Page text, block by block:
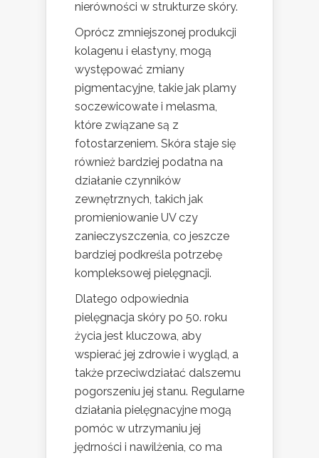
nierówności w strukturze skóry.
Oprócz zmniejszonej produkcji
kolagenu i elastyny, mogą
występować zmiany
pigmentacyjne, takie jak plamy
soczewicowate i melasma,
które związane są z
fotostarzeniem. Skóra staje się
również bardziej podatna na
działanie czynników
zewnętrznych, takich jak
promieniowanie UV czy
zanieczyszczenia, co jeszcze
bardziej podkreśla potrzebę
kompleksowej pielęgnacji.
Dlatego odpowiednia
pielęgnacja skóry po 50. roku
życia jest kluczowa, aby
wspierać jej zdrowie i wygląd, a
także przeciwdziałać dalszemu
pogorszeniu jej stanu. Regularne
działania pielęgnacyjne mogą
pomóc w utrzymaniu jej
jędrności i nawilżenia, co ma